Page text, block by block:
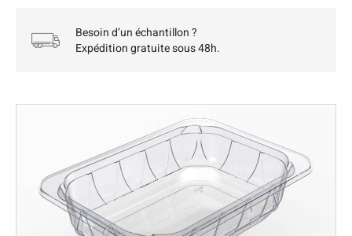
Besoin d’un échantillon ?
Expédition gratuite sous 48h.